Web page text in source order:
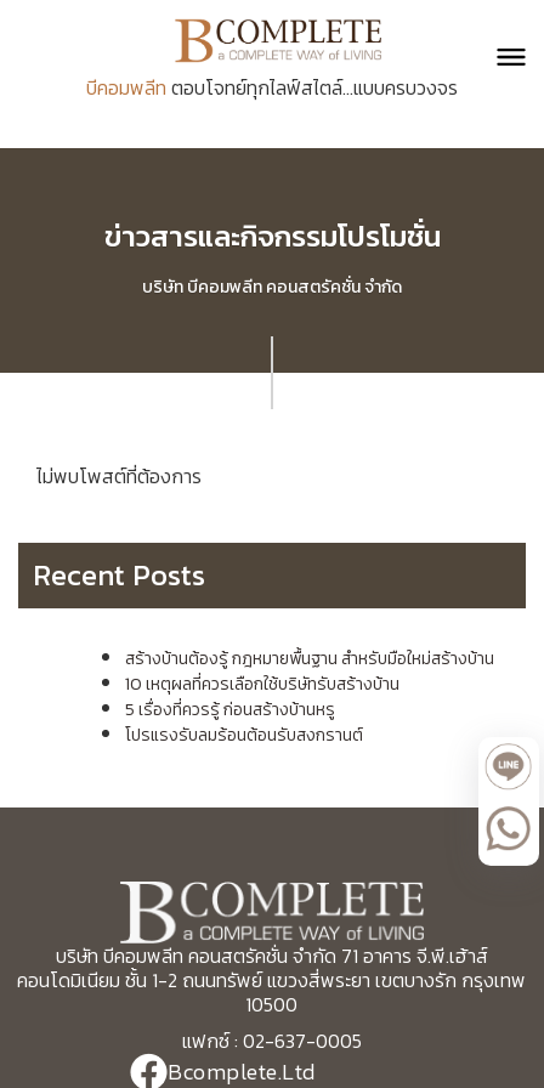
บีคอมพลีท ตอบโจทย์ทุกไลฟ์สไตล์...แบบครบวงจร
ข่าวสารและกิจกรรมโปรโมชั่น
บริษัท บีคอมพลีท คอนสตรัคชั่น จำกัด
ไม่พบโพสต์ที่ต้องการ
Recent Posts
สร้างบ้านต้องรู้ กฎหมายพื้นฐาน สำหรับมือใหม่สร้างบ้าน
10 เหตุผลที่ควรเลือกใช้บริษัทรับสร้างบ้าน
5 เรื่องที่ควรรู้ ก่อนสร้างบ้านหรู
โปรแรงรับลมร้อนต้อนรับสงกรานต์
บริษัท บีคอมพลีท คอนสตรัคชั่น จำกัด 71 อาคาร จี.พี.เฮ้าส์
คอนโดมิเนียม ชั้น 1-2 ถนนทรัพย์ แขวงสี่พระยา เขตบางรัก กรุงเทพ
10500
แฟกซ์ : 02-637-0005
Bcomplete.Ltd